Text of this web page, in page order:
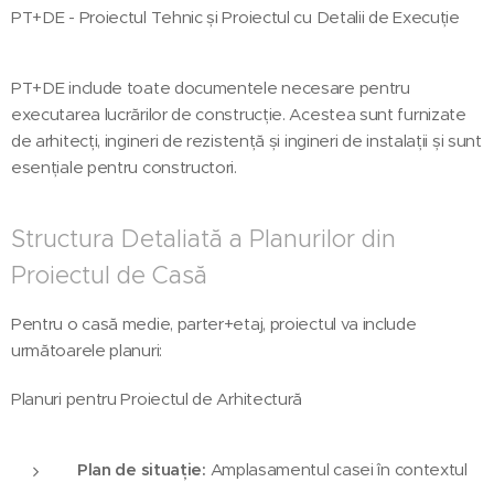
PT+DE - Proiectul Tehnic și Proiectul cu Detalii de Execuție
PT+DE include toate documentele necesare pentru
executarea lucrărilor de construcție. Acestea sunt furnizate
de arhitecți, ingineri de rezistență și ingineri de instalații și sunt
esențiale pentru constructori.
Structura Detaliată a Planurilor din
Proiectul de Casă
Pentru o casă medie, parter+etaj, proiectul va include
următoarele planuri:
Planuri pentru Proiectul de Arhitectură
Plan de situație: Amplasamentul casei în contextul